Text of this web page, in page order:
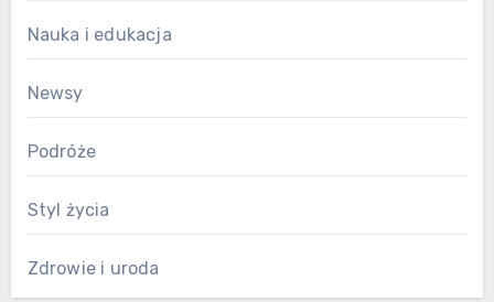
Nauka i edukacja
Newsy
Podróże
Styl życia
Zdrowie i uroda